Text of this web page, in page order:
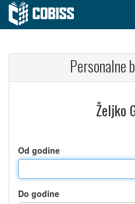
Personalne
Željko
Od godine
Do godine